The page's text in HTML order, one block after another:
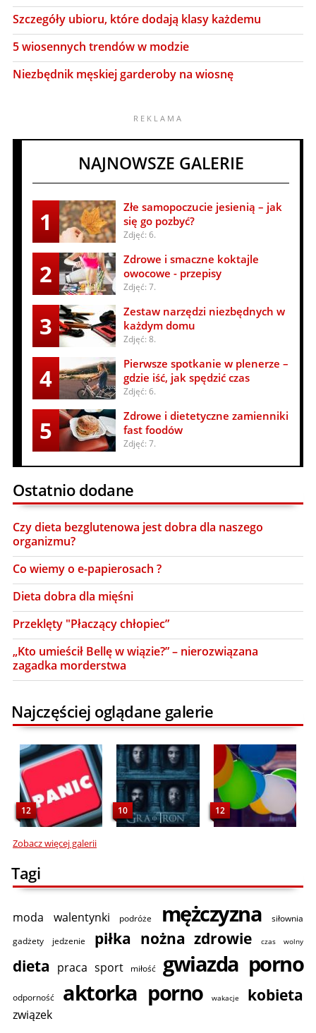
Szczegóły ubioru, które dodają klasy każdemu
5 wiosennych trendów w modzie
Niezbędnik męskiej garderoby na wiosnę
NAJNOWSZE GALERIE
1
Złe samopoczucie jesienią – jak
się go pozbyć?
Zdjęć: 6.
2
Zdrowe i smaczne koktajle
owocowe - przepisy
Zdjęć: 7.
3
Zestaw narzędzi niezbędnych w
każdym domu
Zdjęć: 8.
4
Pierwsze spotkanie w plenerze –
gdzie iść, jak spędzić czas
Zdjęć: 6.
5
Zdrowe i dietetyczne zamienniki
fast foodów
Zdjęć: 7.
Ostatnio dodane
Czy dieta bezglutenowa jest dobra dla naszego
organizmu?
Co wiemy o e-papierosach ?
Dieta dobra dla mięśni
Przeklęty "Płaczący chłopiec”
„Kto umieścił Bellę w wiązie?” – nierozwiązana
zagadka morderstwa
Najczęściej oglądane galerie
12 10 12
Zobacz więcej galerii
Tagi
moda walentynki podróże mężczyzna
siłownia
gadżety
jedzenie piłka nożna zdrowie czas wolny
dieta praca sport miłość gwiazda porno
odporność aktorka porno wakacje kobieta
związek